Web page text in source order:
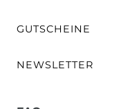
GUTSCHEINE
NEWSLETTER